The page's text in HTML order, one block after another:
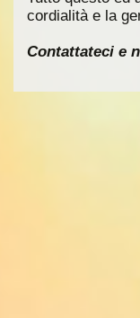
cordialità e la
Contattateci e